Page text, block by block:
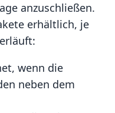
anzuschließen.
erhältlich, je
wenn die
neben dem